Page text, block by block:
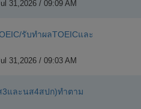
31,2026 / 09:09 AM
รับทำผลTOEICและ
31,2026 / 09:03 AM
และนส4สปก)ทำตาม